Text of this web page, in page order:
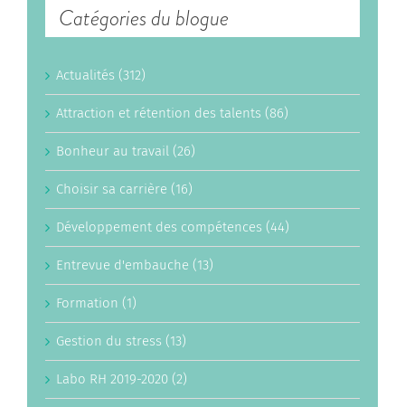
Catégories du blogue
Actualités (312)
Attraction et rétention des talents (86)
Bonheur au travail (26)
Choisir sa carrière (16)
Développement des compétences (44)
Entrevue d'embauche (13)
Formation (1)
Gestion du stress (13)
Labo RH 2019-2020 (2)